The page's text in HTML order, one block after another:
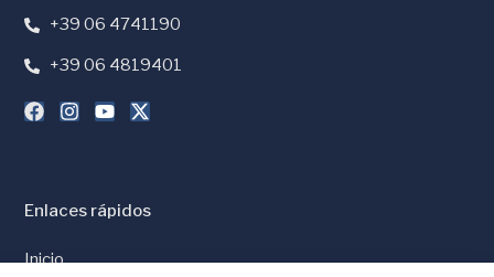
Enlaces rápidos
Inicio
+39 06 4741190
+39 06 4819401